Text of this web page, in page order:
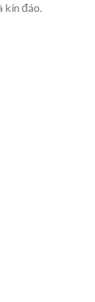
kín đáo.